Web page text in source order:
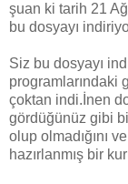
şuan ki tarih 21
bu dosyayı
Siz bu dosyayı
programlarındaki
çoktan indi.İnen
gördüğünüz gibi
olup olmadığını
hazırlanmış bir